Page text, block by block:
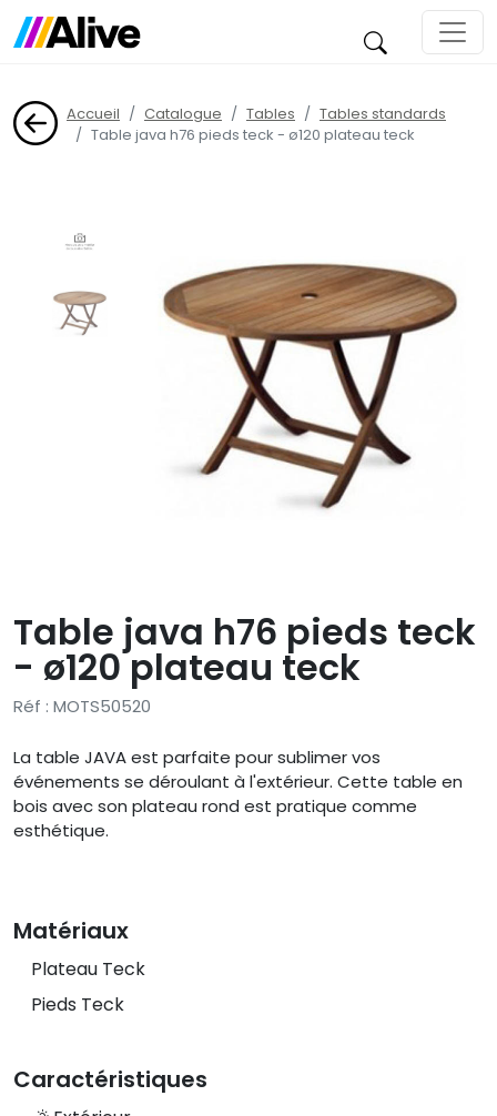
Accueil Catalogue Tables
Tables standards
Table java h76 pieds teck - ø120 plateau teck
Table java h76 pieds teck
- ø120 plateau teck
Réf : MOTS50520
La table JAVA est parfaite pour sublimer vos
événements se déroulant à l'extérieur. Cette table en
bois avec son plateau rond est pratique comme
esthétique.
Matériaux
Plateau Teck
Pieds Teck
Caractéristiques